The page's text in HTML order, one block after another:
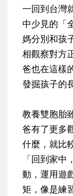
一回到台灣
中少見的「
媽分別和孩
相觀察對方
爸也在這樣
發掘孩子的
教養雙胞胎
爸有了更多
什麼，就比
「回到家
動，運用遊
矩，像是練